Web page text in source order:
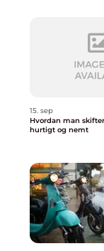
15. sep
Hvordan man
hurtigt og nemt